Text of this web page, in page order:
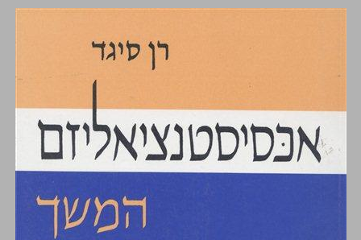
אכסיסטנציאליזם המשך ומיפנה בתולדות התרבות המערבית ... 0